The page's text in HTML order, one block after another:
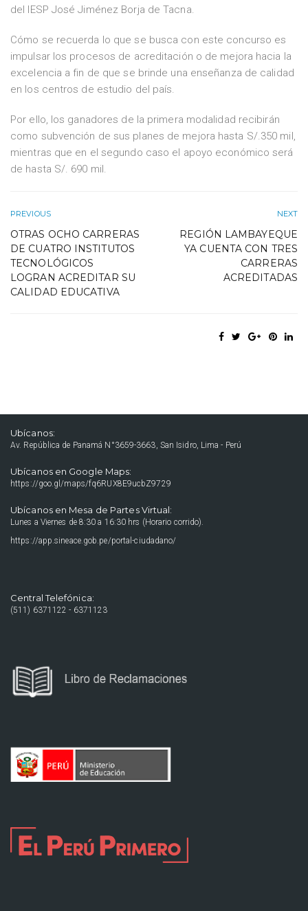
del IESP José Jiménez Borja de Tacna.
Cómo se recuerda lo que se busca con este concurso es
impulsar los procesos de acreditación o de mejora hacia la
excelencia a fin de que se brinde una enseñanza de calidad
en los centros de estudio del país.
Por ello, los ganadores de la primera modalidad recibirán
como subvención de sus planes de mejora hasta S/.350 mil,
mientras que en el segundo caso el apoyo económico será
de hasta S/. 690 mil.
PREVIOUS
OTRAS OCHO CARRERAS
DE CUATRO INSTITUTOS
TECNOLÓGICOS
LOGRAN ACREDITAR SU
CALIDAD EDUCATIVA
NEXT
REGIÓN LAMBAYEQUE
YA CUENTA CON TRES
CARRERAS
ACREDITADAS
Ubícanos:
Av. República de Panamá N°3659-3663, San Isidro, Lima - Perú
Ubícanos en Google Maps:
https://goo.gl/maps/fq6RUX8E9ucbZ9729
Ubícanos en Mesa de Partes Virtual:
Lunes a Viernes de 8:30 a 16:30 hrs (Horario corrido).
https://app.sineace.gob.pe/portal-ciudadano/
Central Telefónica:
(511) 6371122 - 6371123